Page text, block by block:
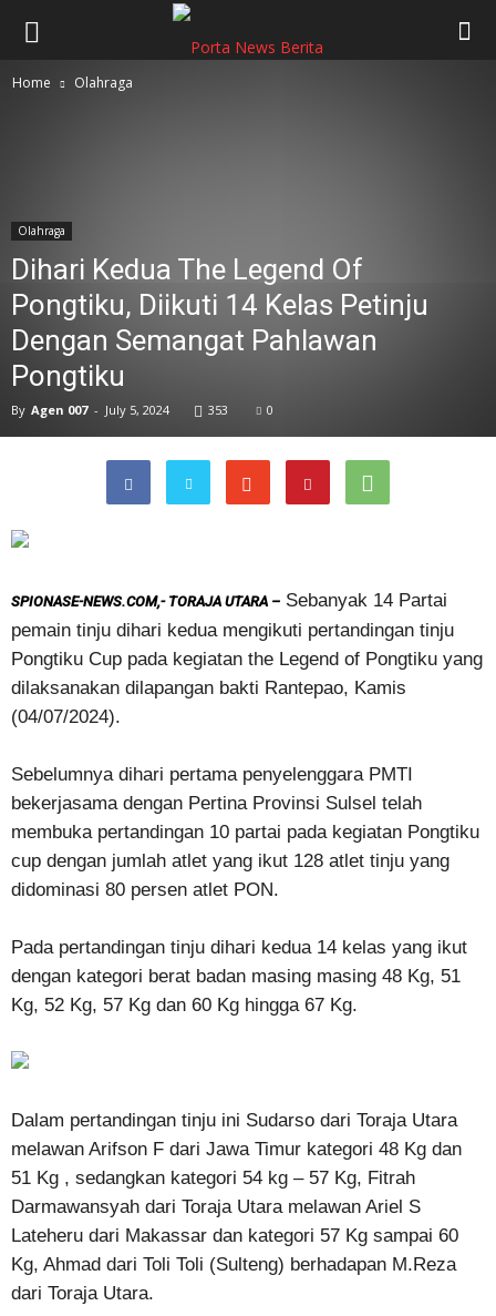
Home Olahraga
Olahraga
Dihari Kedua The Legend Of
Pongtiku, Diikuti 14 Kelas Petinju
Dengan Semangat Pahlawan
Pongtiku
By Agen 007 - July 5, 2024 353 0
SPIONASE-NEWS.COM,- TORAJA UTARA – Sebanyak 14 Partai
pemain tinju dihari kedua mengikuti pertandingan tinju
Pongtiku Cup pada kegiatan the Legend of Pongtiku yang
dilaksanakan dilapangan bakti Rantepao, Kamis
(04/07/2024).
Sebelumnya dihari pertama penyelenggara PMTI
bekerjasama dengan Pertina Provinsi Sulsel telah
membuka pertandingan 10 partai pada kegiatan Pongtiku
cup dengan jumlah atlet yang ikut 128 atlet tinju yang
didominasi 80 persen atlet PON.
Pada pertandingan tinju dihari kedua 14 kelas yang ikut
dengan kategori berat badan masing masing 48 Kg, 51
Kg, 52 Kg, 57 Kg dan 60 Kg hingga 67 Kg.
Dalam pertandingan tinju ini Sudarso dari Toraja Utara
melawan Arifson F dari Jawa Timur kategori 48 Kg dan
51 Kg , sedangkan kategori 54 kg – 57 Kg, Fitrah
Darmawansyah dari Toraja Utara melawan Ariel S
Lateheru dari Makassar dan kategori 57 Kg sampai 60
Kg, Ahmad dari Toli Toli (Sulteng) berhadapan M.Reza
dari Toraja Utara.